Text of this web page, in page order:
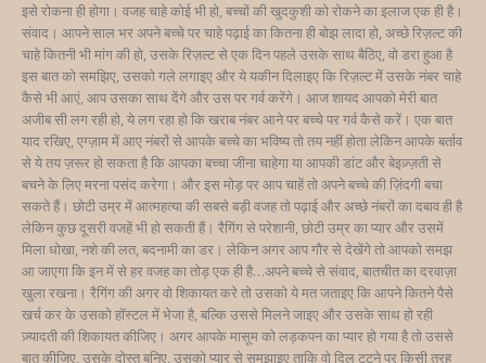
इसे रोकना ही होगा। वजह चाहे कोई भी हो, बच्चों की खुदकुशी को रोकने का इलाज एक ही है।
संवाद। आपने साल भर अपने बच्चे पर चाहे पढ़ाई का कितना ही बोझ लादा हो, अच्छे रिज़ल्ट की
चाहे कितनी भी मांग की हो, उसके रिज़ल्ट से एक दिन पहले उसके साथ बैठिए, वो डरा हुआ है
इस बात को समझिए, उसको गले लगाइए और ये यकीन दिलाइए कि रिज़ल्ट में उसके नंबर चाहे
कैसे भी आएं, आप उसका साथ देंगे और उस पर गर्व करेंगे। आज शायद आपको मेरी बात
अजीब सी लग रही हो, ये लग रहा हो कि खराब नंबर आने पर बच्चे पर गर्व कैसे करें। एक बात
याद रखिए, एग्ज़ाम में आए नंबरों से आपके बच्चे का भविष्य तो तय नहीं होता लेकिन आपके बर्ताव
से ये तय ज़रूर हो सकता है कि आपका बच्चा जीना चाहेगा या आपकी डांट और बेइज़्ज़ती से
बचने के लिए मरना पसंद करेगा। और इस मोड़ पर आप चाहें तो अपने बच्चे की ज़िंदगी बचा
सकते हैं। छोटी उम्र में आत्महत्या की सबसे बड़ी वजह तो पढ़ाई और अच्छे नंबरों का दबाव ही है
लेकिन कुछ दूसरी वजहें भी हो सकती हैं। रैगिंग से परेशानी, छोटी उम्र का प्यार और उसमें
मिला धोखा, नशे की लत, बदनामी का डर। लेकिन अगर आप गौर से देखेंगे तो आपको समझ
आ जाएगा कि इन में से हर वजह का तोड़ एक ही है…अपने बच्चे से संवाद, बातचीत का दरवाज़ा
खुला रखना। रैगिंग की अगर वो शिकायत करे तो उसको ये मत जताइए कि आपने कितने पैसे
खर्च कर के उसको हॉस्टल में भेजा है, बल्कि उससे मिलने जाइए और उसके साथ हो रही
ज़्यादती की शिकायत कीजिए। अगर आपके मासूम को लड़कपन का प्यार हो गया है तो उससे
बात कीजिए, उसके दोस्त बनिए, उसको प्यार से समझाइए ताकि वो दिल टूटने पर किसी तरह